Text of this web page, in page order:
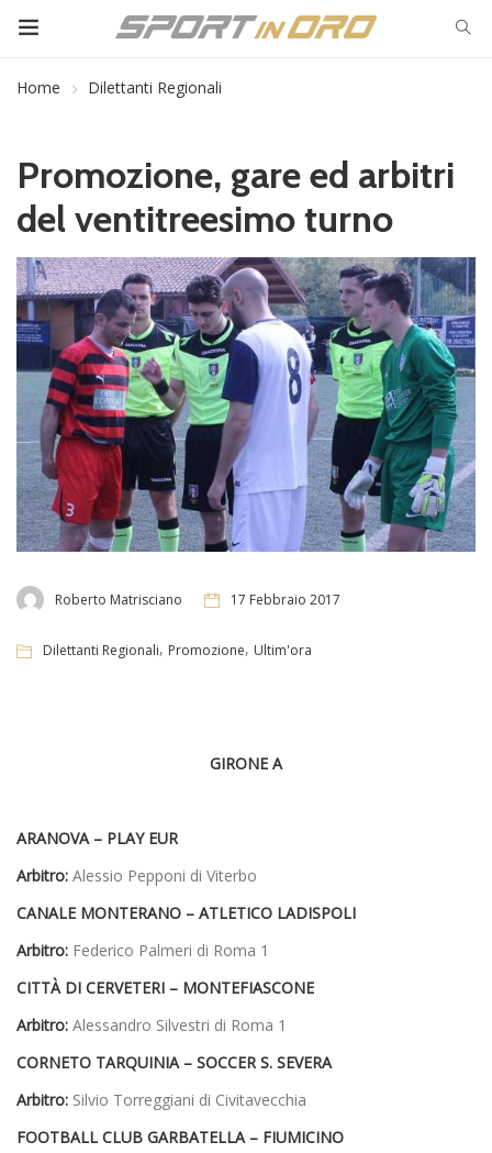
Home Dilettanti Regionali
Promozione, gare ed arbitri
del ventitreesimo turno
Roberto Matrisciano 17 Febbraio 2017
Dilettanti Regionali, Promozione, Ultim'ora
GIRONE A
ARANOVA – PLAY EUR
Arbitro: Alessio Pepponi di Viterbo
CANALE MONTERANO – ATLETICO LADISPOLI
Arbitro: Federico Palmeri di Roma 1
CITTÀ DI CERVETERI – MONTEFIASCONE
Arbitro: Alessandro Silvestri di Roma 1
CORNETO TARQUINIA – SOCCER S. SEVERA
Arbitro: Silvio Torreggiani di Civitavecchia
FOOTBALL CLUB GARBATELLA – FIUMICINO